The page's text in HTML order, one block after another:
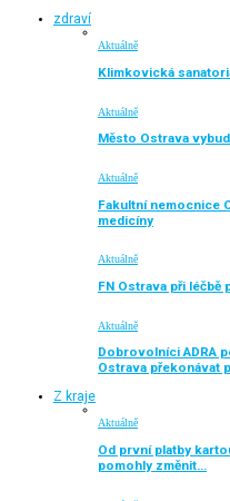
zdraví
Aktuálně
Klimkovická
Aktuálně
Město Ostrava
Aktuálně
Fakultní nemocnice
medicíny
Aktuálně
FN Ostrava při léčbě
Aktuálně
Dobrovolníci ADRA
Ostrava překonávat
Z kraje
Aktuálně
Od první platby
pomohly změnit…